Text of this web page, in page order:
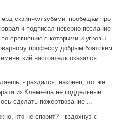
скрипнул зубами, пообещав про
и подписал неверно послание
сравнению с которыми и угрозы
профессу добрым братским
настоятель оказался
- раздался, наконец, тот же
из Клеменца не поддельные.
сделать пожертвование ...
кто не спорит? - вздохнув с